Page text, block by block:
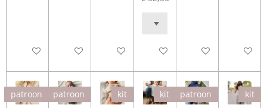
In winkelwagenIn winkelwagenIn winkelwagenIn winkelwagenIn winkelwagen
In
patroon patroon kit kit patroon kit